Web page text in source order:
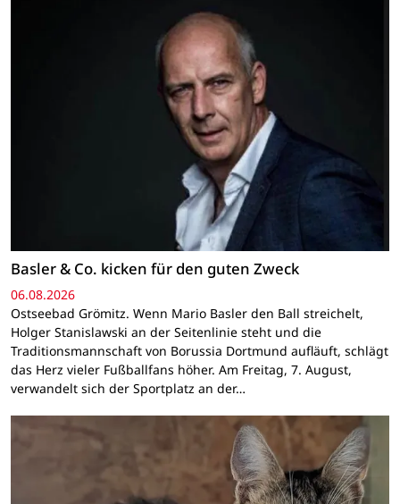
Basler & Co. kicken für den guten Zweck
06.08.2026
Ostseebad Grömitz. Wenn Mario Basler den Ball streichelt,
Holger Stanislawski an der Seitenlinie steht und die
Traditionsmannschaft von Borussia Dortmund aufläuft, schlägt
das Herz vieler Fußballfans höher. Am Freitag, 7. August,
verwandelt sich der Sportplatz an der…